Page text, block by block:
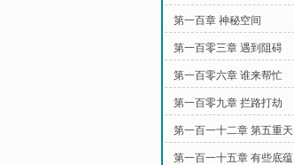
第一百章 神秘空间
第一百零三章 遇到阻碍
第一百零六章 谁来帮忙
第一百零九章 拦路打劫
第一百一十二章 第五重天
第一百一十五章 有些底蕴